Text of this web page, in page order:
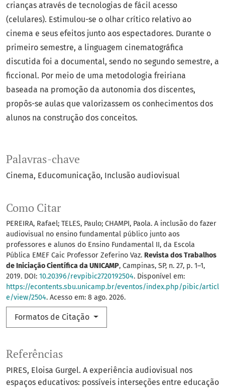
Palavras-chave
Cinema Educomunicação Inclusão audiovisual
Como Citar
PEREIRA, Rafael; TELES, Paulo; CHAMPI, Paola. A inclusão do fazer
audiovisual no ensino fundamental público junto aos
professores e alunos do Ensino Fundamental II, da Escola
Pública EMEF Caic Professor Zeferino Vaz. Revista dos Trabalhos
de Iniciação Científica da UNICAMP, Campinas, SP, n. 27, p. 1–1,
2019. DOI: 10.20396/revpibic2720192504. Disponível em:
https://econtents.sbu.unicamp.br/eventos/index.php/pibic/articl
e/view/2504. Acesso em: 8 ago. 2026.
Formatos de Citação
crianças através de tecnologias de fácil acesso
(celulares). Estimulou-se o olhar crítico relativo ao
cinema e seus efeitos junto aos espectadores. Durante o
primeiro semestre, a linguagem cinematográfica
discutida foi a documental, sendo no segundo semestre, a
ficcional. Por meio de uma metodologia freiriana
baseada na promoção da autonomia dos discentes,
propôs-se aulas que valorizassem os conhecimentos dos
alunos na construção dos conceitos.
Referências
PIRES, Eloisa Gurgel. A experiência audiovisual nos
espaços educativos: possíveis interseções entre educação